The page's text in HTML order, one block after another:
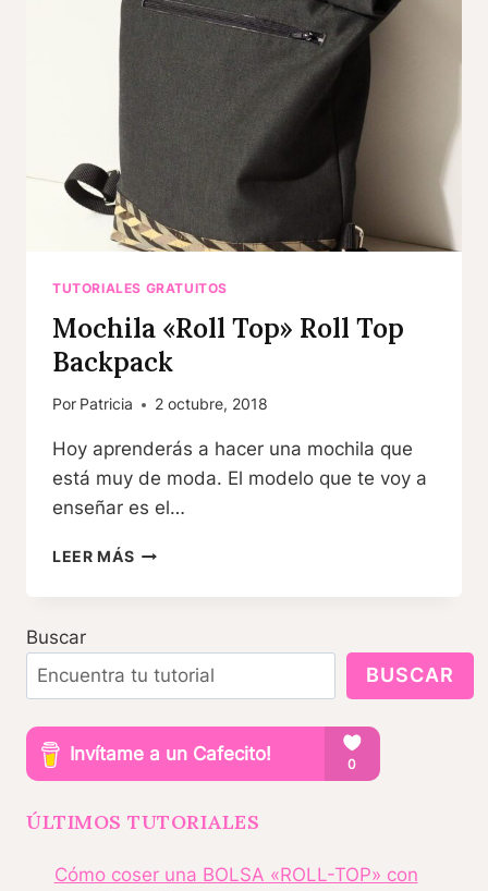
TUTORIALES GRATUITOS
Mochila «Roll Top» Roll Top
Backpack
Por Patricia 2 octubre, 2018
Hoy aprenderás a hacer una mochila que
está muy de moda. El modelo que te voy a
enseñar es el…
LEER MÁSMOCHILA
TOP»
BACKPACK
Buscar
BUSCAR
ÚLTIMOS TUTORIALES
Cómo coser una BOLSA «ROLL-TOP» con